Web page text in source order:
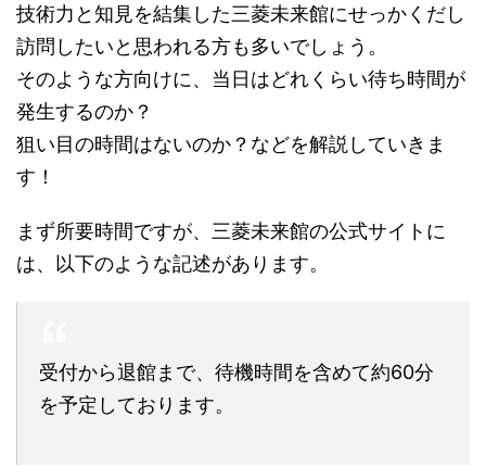
技術力と知見を結集した三菱未来館にせっかくだし
訪問したいと思われる方も多いでしょう。
そのような方向けに、当日はどれくらい待ち時間が
発生するのか？
狙い目の時間はないのか？などを解説していきま
す！
まず所要時間ですが、三菱未来館の公式サイトに
は、以下のような記述があります。
受付から退館まで、待機時間を含めて約60分
を予定しております。